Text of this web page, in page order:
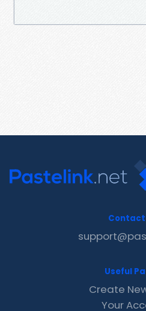
Contact
Useful
Create
Your